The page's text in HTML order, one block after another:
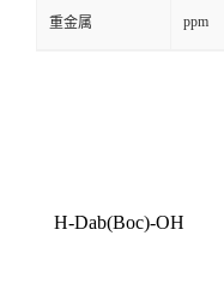
重金属 ppm
H-Dab(Boc)-OH